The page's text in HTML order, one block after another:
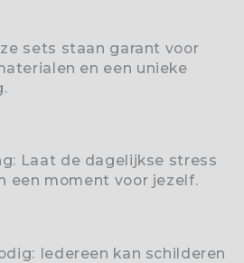
sets staan garant voor
en een unieke
Laat de dagelijkse stress
een moment voor jezelf.
Iedereen kan schilderen